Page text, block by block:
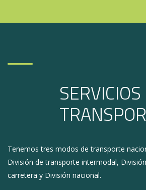
Tenemos tres modos de transporte
División de transporte intermodal,
carretera y División nacional.